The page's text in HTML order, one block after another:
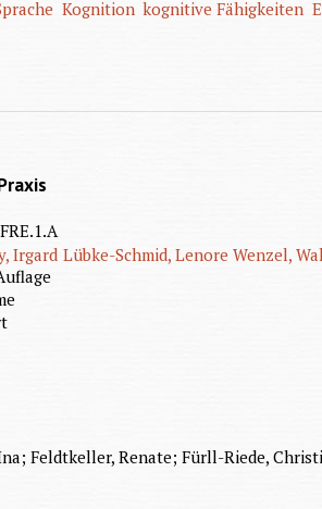
Kognition kognitive Fähigkeiten
Irgard Lübke-Schmid, Lenore Wenzel,
Feldtkeller, Renate; Fürll-Riede,